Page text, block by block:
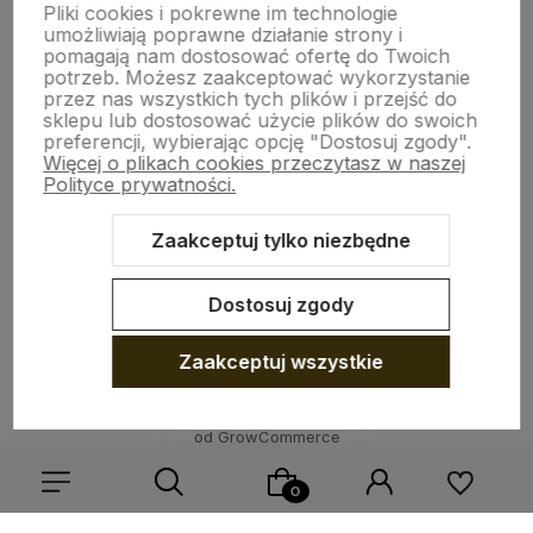
INFO O PRODUKCIE
ZGODY
CRAFDECO PRO
od GrowCommerce
Pliki cookies i pokrewne im technologie
umożliwiają poprawne działanie strony i
pomagają nam dostosować ofertę do Twoich
potrzeb. Możesz zaakceptować wykorzystanie
przez nas wszystkich tych plików i przejść do
sklepu lub dostosować użycie plików do swoich
preferencji, wybierając opcję "Dostosuj zgody".
Więcej o plikach cookies przeczytasz w naszej
Polityce prywatności.
Zaakceptuj tylko niezbędne
Dostosuj zgody
Zaakceptuj wszystkie